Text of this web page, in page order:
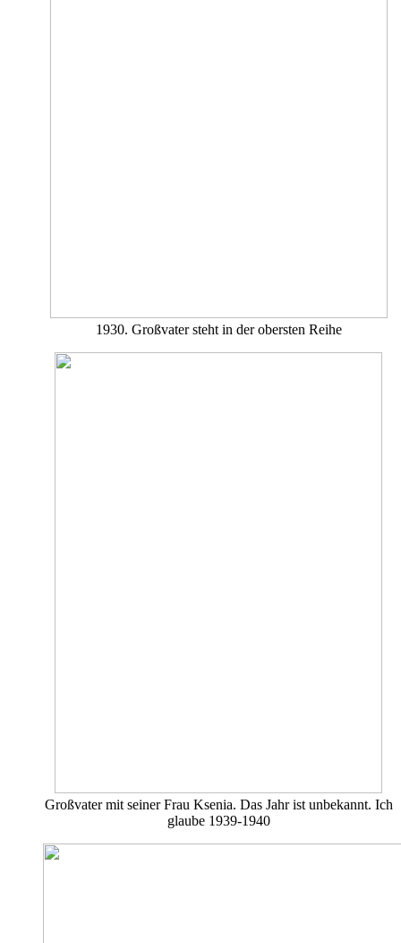
1930. Großvater steht in der obersten Reihe
Großvater mit seiner Frau Ksenia. Das Jahr ist unbekannt. Ich
glaube 1939-1940